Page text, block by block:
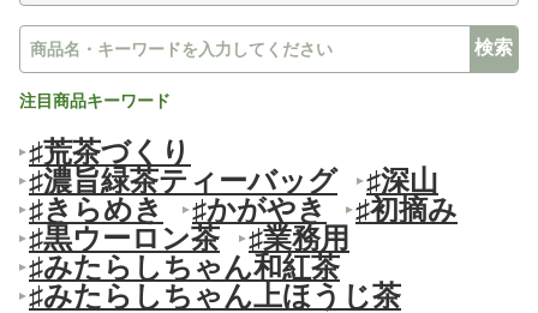
注目商品キーワード
♯荒茶づくり
♯濃旨緑茶ティーバッグ
♯深山
♯きらめき
♯かがやき
♯初摘み
♯黒ウーロン茶
♯業務用
♯みたらしちゃん和紅茶
♯みたらしちゃん上ほうじ茶